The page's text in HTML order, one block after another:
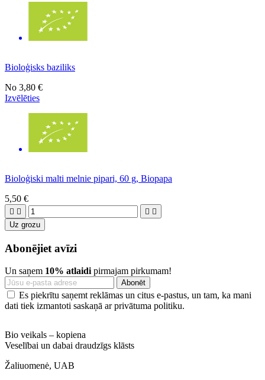
Bioloģisks baziliks
No 3,80 €
Izvēlēties
Bioloģiski malti melnie pipari, 60 g, Biopapa
5,50 €
   
Uz grozu
Abonējiet avīzi
Un saņem 10% atlaidi pirmajam pirkumam!
Es piekrītu saņemt reklāmas un citus e-pastus, un tam, ka mani
dati tiek izmantoti saskaņā ar privātuma politiku.
Bio veikals – kopiena
Veselībai un dabai draudzīgs klāsts
Žaliuomenė, UAB